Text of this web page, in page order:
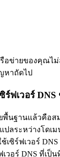
อข่ายของคุณไ
หาถัดไป
ร์ฟเวอร์
พื้นฐานแล้วคือส
ปลระหว่างโด
ช้เซิร์ฟเวอร์
เวอร์ DNS ที่เป็